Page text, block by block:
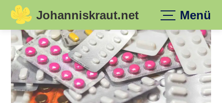
Skip
content
Johanniskraut.net Menü